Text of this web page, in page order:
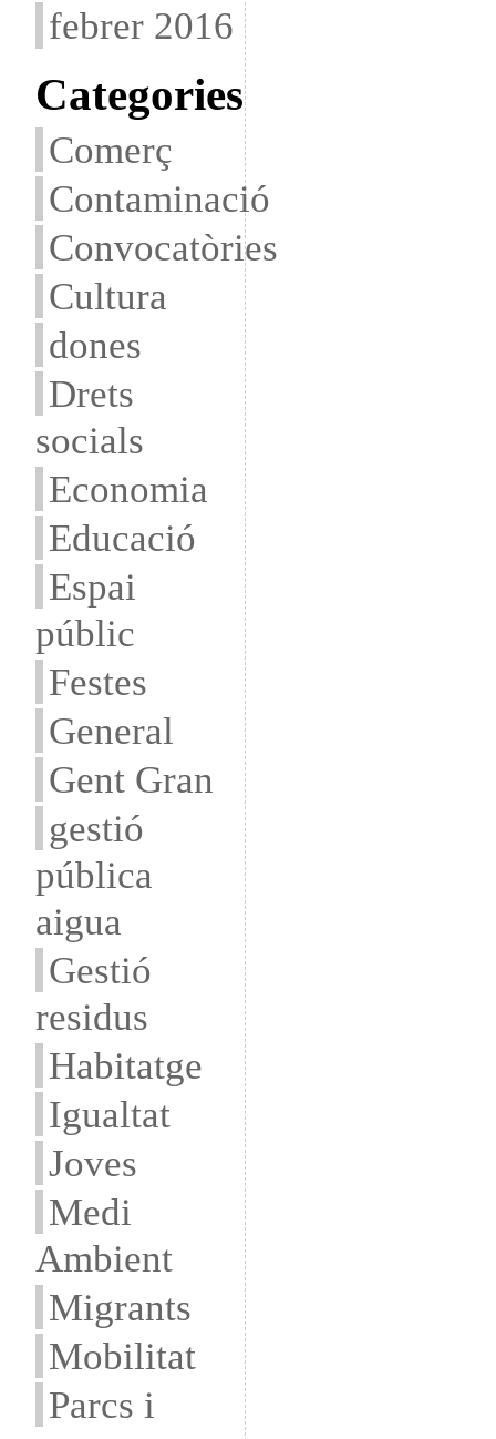
febrer 2016
Categories
Comerç
Contaminació
Convocatòries
Cultura
dones
Drets
socials
Economia
Educació
Espai
públic
Festes
General
Gent Gran
gestió
pública
aigua
Gestió
residus
Habitatge
Igualtat
Joves
Medi
Ambient
Migrants
Mobilitat
Parcs i